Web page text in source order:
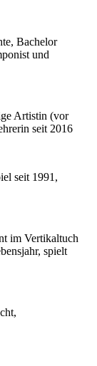
Bachelor
und
Artistin (vor
seit 2016
seit 1991,
im Vertikaltuch
spielt